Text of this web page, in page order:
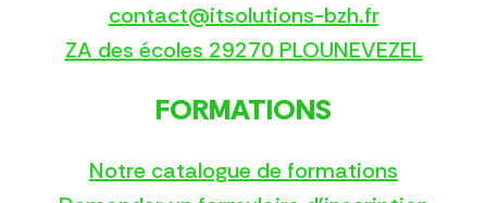
contact@itsolutions-bzh.fr
ZA des écoles 29270 PLOUNEVEZEL
FORMATIONS
Notre catalogue de formations